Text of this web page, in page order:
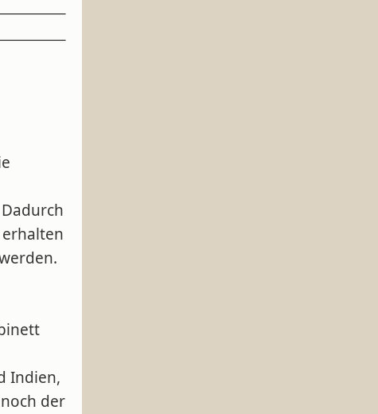
Indien,
der